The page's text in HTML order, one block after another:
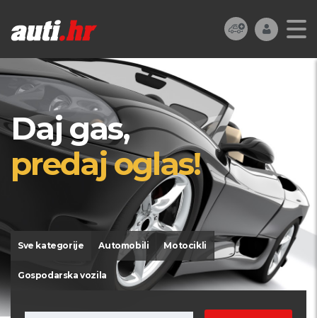
Daj gas,
predaj oglas!
Sve kategorije Automobili Motocikli
Gospodarska vozila